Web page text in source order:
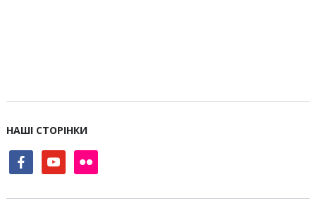
НАШІ СТОРІНКИ
facebookyoutube flickr